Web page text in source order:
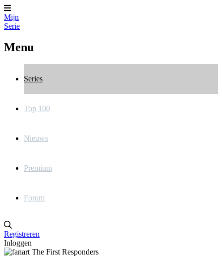
Mijn
Serie
Menu
Series
Top 100
Nieuws
Premium
Forum
Registreren
Inloggen